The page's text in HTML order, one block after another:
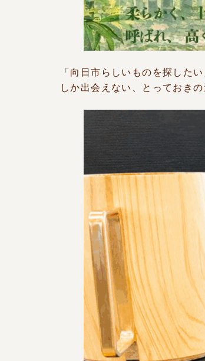
「向日市らしいものを探した
しか出会えない、とっておき